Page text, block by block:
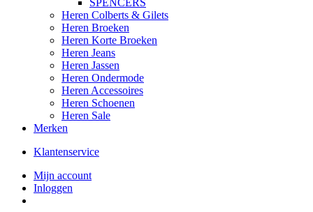
SPENCERS
Heren Colberts & Gilets
Heren Broeken
Heren Korte Broeken
Heren Jeans
Heren Jassen
Heren Ondermode
Heren Accessoires
Heren Schoenen
Heren Sale
Merken
Klantenservice
Mijn account
Inloggen